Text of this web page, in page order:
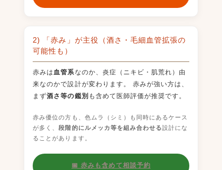
2) 「赤み」が主役（酒さ・毛細血管拡張の
可能性も）
赤みは血管系なのか、炎症（ニキビ・肌荒れ）由
来なのかで設計が変わります。 赤みが強い方は、
まず酒さ等の鑑別 も含めて医師評価が推奨です。
赤み優位の方も、色ムラ（シミ）も同時にあるケース
が多く、段階的にルメッカ等を組み合わせる設計にな
ることがあります。
📅 赤みも含めて相談予約